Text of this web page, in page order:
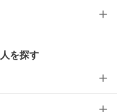
を探す